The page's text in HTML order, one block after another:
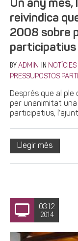
Un any més,
reivindica
2008 sobre
participatius
BY ADMIN IN NOTÍCIES
PRESSUPOSTOS
Després que al ple
per unanimitat
participatius,
Llegir més
03.12
2014